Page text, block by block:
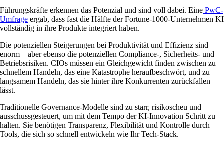
Führungskräfte erkennen das Potenzial und sind voll dabei. Eine PwC-
Umfrage ergab, dass fast die Hälfte der Fortune-1000-Unternehmen KI
vollständig in ihre Produkte integriert haben.
Die potenziellen Steigerungen bei Produktivität und Effizienz sind
enorm – aber ebenso die potenziellen Compliance-, Sicherheits- und
Betriebsrisiken. CIOs müssen ein Gleichgewicht finden zwischen zu
schnellem Handeln, das eine Katastrophe heraufbeschwört, und zu
langsamem Handeln, das sie hinter ihre Konkurrenten zurückfallen
lässt.
Traditionelle Governance-Modelle sind zu starr, risikoscheu und
ausschussgesteuert, um mit dem Tempo der KI-Innovation Schritt zu
halten. Sie benötigen Transparenz, Flexibilität und Kontrolle durch
Tools, die sich so schnell entwickeln wie Ihr Tech-Stack.